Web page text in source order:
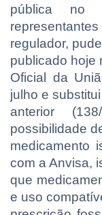
pública no
regulador,
publicado hoje
Oficial da
julho e
anterior
possibilidade
medicamento
com a Anvisa,
que
e uso